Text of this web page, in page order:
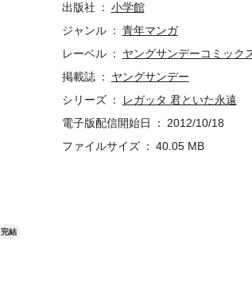
完結
出版社
小学館
ジャンル
青年マンガ
レーベル
ヤングサンデーコミック
掲載誌
ヤングサンデー
シリーズ
レガッタ 君といた永遠
電子版配信開始日
2012/10/18
ファイルサイズ
40.05 MB